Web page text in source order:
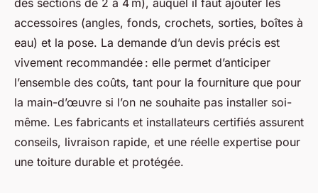
des sections de 2 à 4 m), auquel il faut ajouter les
accessoires (angles, fonds, crochets, sorties, boîtes à
eau) et la pose. La demande d’un devis précis est
vivement recommandée : elle permet d’anticiper
l’ensemble des coûts, tant pour la fourniture que pour
la main-d’œuvre si l’on ne souhaite pas installer soi-
même. Les fabricants et installateurs certifiés assurent
conseils, livraison rapide, et une réelle expertise pour
une toiture durable et protégée.